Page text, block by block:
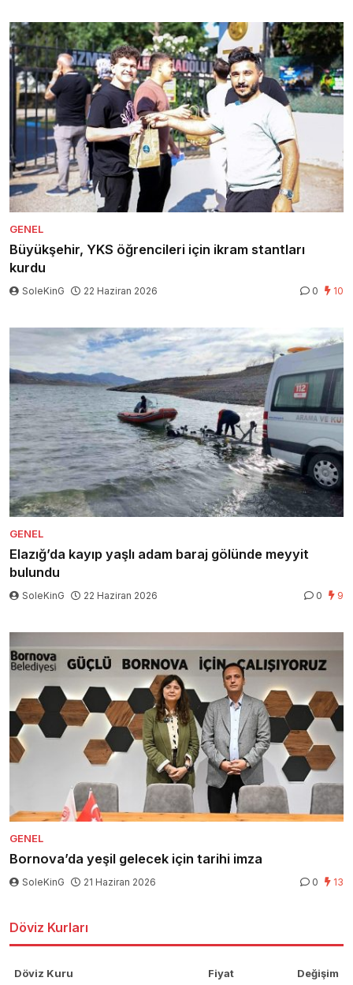
GENEL
Büyükşehir, YKS öğrencileri için ikram stantları
kurdu
SoleKinG 22 Haziran 2026 0 10
GENEL
Elazığ’da kayıp yaşlı adam baraj gölünde meyyit
bulundu
SoleKinG 22 Haziran 2026 0 9
GENEL
Bornova’da yeşil gelecek için tarihi imza
SoleKinG 21 Haziran 2026 0 13
Döviz Kurları
Döviz Kuru Fiyat Değişim